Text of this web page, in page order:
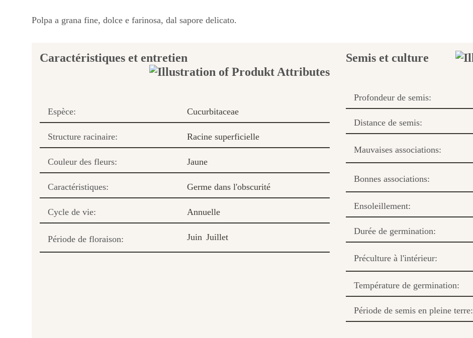
Polpa a grana fine, dolce e farinosa, dal sapore delicato.
Caractéristiques et entretien
Espèce: Cucurbitaceae
Structure racinaire: Racine superficielle
Couleur des fleurs: Jaune
Caractéristiques: Germe dans l'obscurité
Cycle de vie: Annuelle
Période de floraison: Juin Juillet
Semis et culture
Profondeur de semis:
Distance de semis:
Mauvaises associations:
Bonnes associations:
Ensoleillement:
Durée de germination:
Préculture à l'intérieur:
Température de germination:
Période de semis en pleine terre: